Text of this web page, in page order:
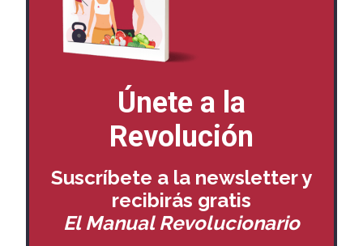
Únete a la
Revolución
Suscríbete a la newsletter y
recibirás gratis
El Manual Revolucionario